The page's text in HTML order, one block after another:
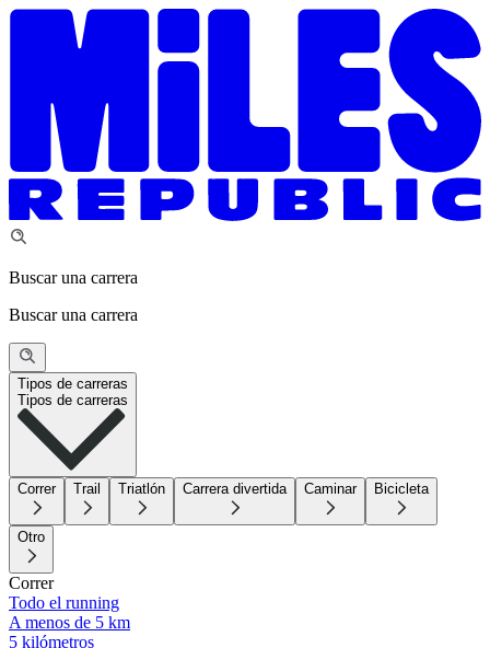
Buscar una carrera
Buscar una carrera
Tipos de carreras
Tipos de carreras
Correr Trail Triatlón Carrera divertida Caminar Bicicleta
Otro
Correr
Todo el running
A menos de 5 km
5 kilómetros